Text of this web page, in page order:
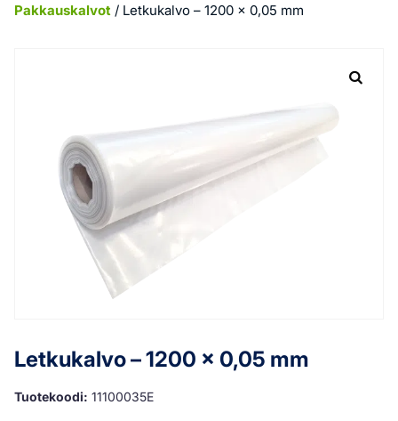
Pakkauskalvot / Letkukalvo – 1200 x 0,05 mm
Letkukalvo – 1200 x 0,05 mm
Tuotekoodi: 11100035E